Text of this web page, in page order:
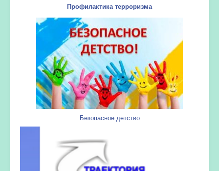
Профилактика терроризма
Безопасное детство